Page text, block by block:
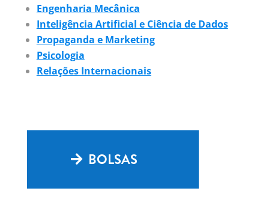
Engenharia Mecânica
Inteligência Artificial e Ciência de Dados
Propaganda e Marketing
Psicologia
Relações Internacionais
BOLSAS